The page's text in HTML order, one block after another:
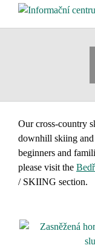
Our cross-country
downhill skiing and
beginners and
please visit the
/ SKIING section.